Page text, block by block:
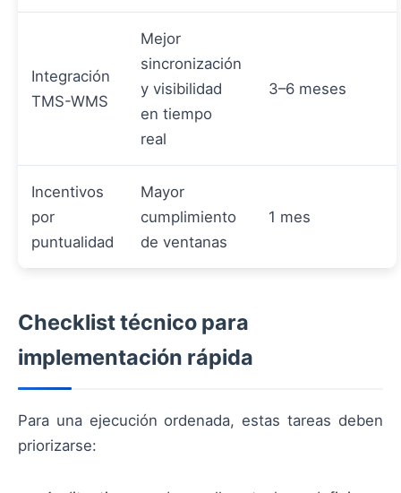
Integración
TMS-WMS
Mejor
sincronización
y visibilidad
en tiempo
real
3–6 meses
Incentivos
por
puntualidad
Mayor
cumplimiento
de ventanas
1 mes
Checklist técnico para
implementación rápida
Para una ejecución ordenada, estas tareas deben
priorizarse: